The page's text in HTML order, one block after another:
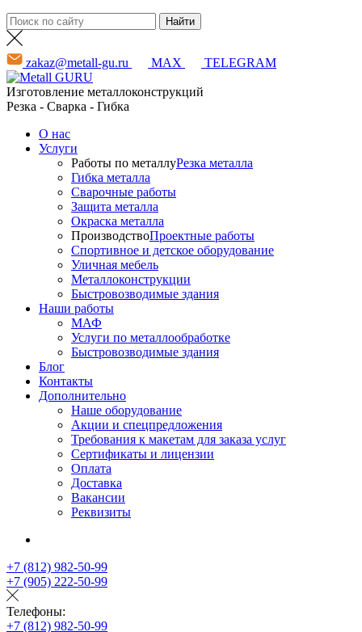
zakaz@metall-gu.ru MAX TELEGRAM
Изготовление металлоконструкций
Резка - Сварка - Гибка
О нас
Услуги
Работы по металлуРезка металла
Гибка металла
Сварочные работы
Защита металла
Окраска металла
ПроизводствоПроектные работы
Спортивное и детское оборудование
Уличная мебель
Металлоконструкции
Быстровозводимые здания
Наши работы
МАФ
Услуги по металлообработке
Быстровозводимые здания
Блог
Контакты
Дополнительно
Наше оборудование
Акции и спецпредложения
Требования к макетам для заказа услуг
Сертификаты и лицензии
Оплата
Доставка
Вакансии
Реквизиты
+7 (812) 982-50-99
+7 (905) 222-50-99
Телефоны:
+7 (812) 982-50-99